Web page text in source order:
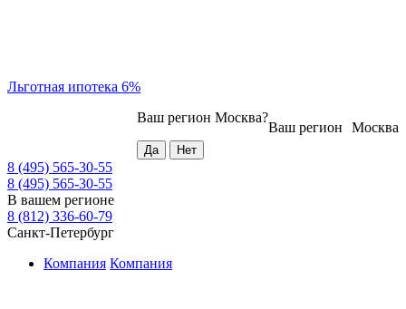
Льготная ипотека 6%
Москва
Ваш регион
Ваш регион Москва?
8 (495) 565-30-55
8 (495) 565-30-55
В вашем регионе
8 (812) 336-60-79
Санкт-Петербург
Компания Компания